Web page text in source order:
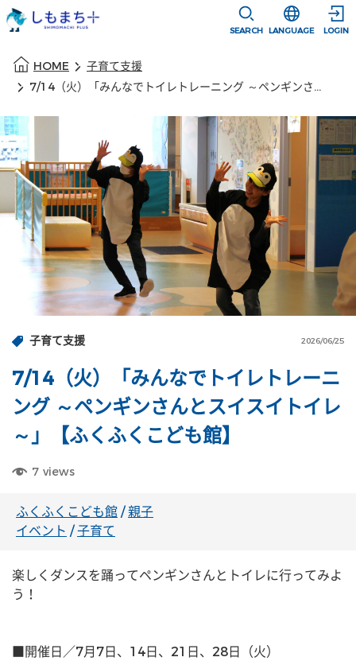
SEARCH
選択すると言
LANGUAGE LOGIN
HOME
子育て支援
7/14（火）「みんなでトイレトレーニング ～ペンギンさんとスイスイトイレ～」【ふくふくこども館】
子育て支援 2026/06/25
7/14（火）「みんなでトイレトレーニ
ング ～ペンギンさんとスイスイトイレ
～」【ふくふくこども館】
7 views
ふくふくこども館/親子
イベント /子育て
楽しくダンスを踊ってペンギンさんとトイレに行ってみよ
う！
■開催日／7月7日、14日、21日、28日（火）